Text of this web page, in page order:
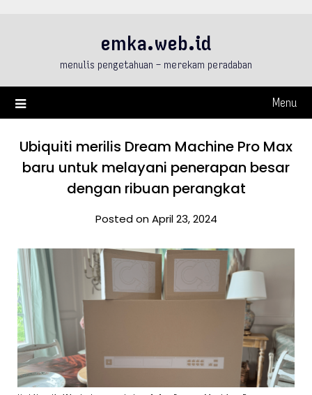
emka.web.id
menulis pengetahuan – merekam peradaban
Menu
Ubiquiti merilis Dream Machine Pro Max
baru untuk melayani penerapan besar
dengan ribuan perangkat
Posted on April 23, 2024